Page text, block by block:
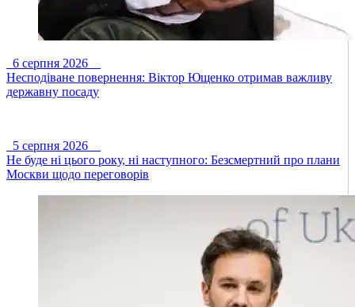
6 серпня 2026
Несподіване повернення: Віктор Ющенко отримав важливу
державну посаду
5 серпня 2026
Не буде ні цього року, ні наступного: Безсмертний про плани
Москви щодо переговорів